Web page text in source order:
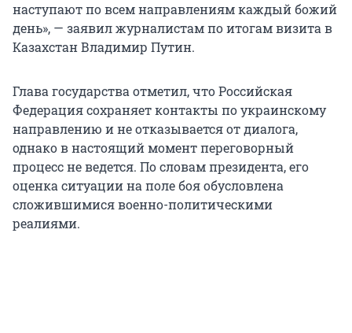
наступают по всем направлениям каждый божий
день», — заявил журналистам по итогам визита в
Казахстан Владимир Путин.
Глава государства отметил, что Российская
Федерация сохраняет контакты по украинскому
направлению и не отказывается от диалога,
однако в настоящий момент переговорный
процесс не ведется. По словам президента, его
оценка ситуации на поле боя обусловлена
сложившимися военно-политическими
реалиями.